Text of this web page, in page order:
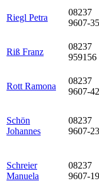
Riegl Petra
08237
9607-35
Riß Franz
08237
959156
Rott Ramona
08237
9607-42
Schön
Johannes
08237
9607-23
Schreier
Manuela
08237
9607-19